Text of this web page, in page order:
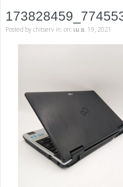
Posted bychitserv in: on: เม.ย. 19, 2021